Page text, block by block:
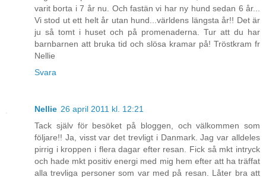
varit borta i 7 år nu. Och fastän vi har ny hund sedan 6 år...
Vi stod ut ett helt år utan hund...världens längsta år!! Det är
ju så tomt i huset och på promenaderna. Tur att du har
barnbarnen att bruka tid och slösa kramar på! Tröstkram fr
Nellie
Svara
Nellie 26 april 2011 kl. 12:21
Tack själv för besöket på bloggen, och välkommen som
följare!! Ja, visst var det trevligt i Danmark. Jag var alldeles
pirrig i kroppen i flera dagar efter resan. Fick så mkt intryck
och hade mkt positiv energi med mig hem efter att ha träffat
alla trevliga personer som var med på resan. Låter bra att